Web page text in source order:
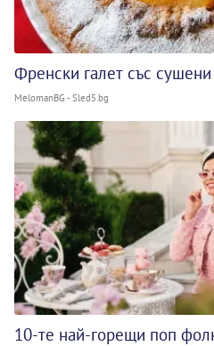
Френски галет със
MelomanBG - Sled5.bg
10-те най-горещи поп